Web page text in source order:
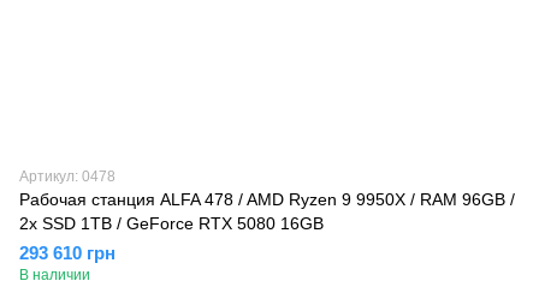
Артикул: 0478
Рабочая станция ALFA 478 / AMD Ryzen 9 9950X / RAM 96GB /
2x SSD 1TB / GeForce RTX 5080 16GB
293 610 грн
В наличии